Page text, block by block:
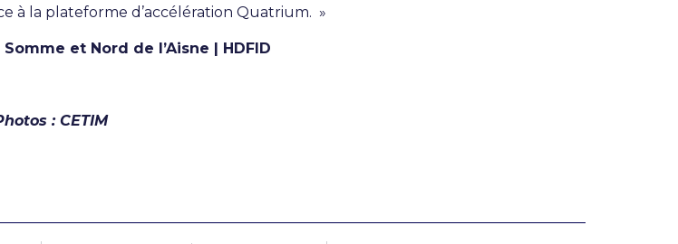
à la plateforme d’accélération Quatrium. »
et Nord de l’Aisne | HDFID
: CETIM